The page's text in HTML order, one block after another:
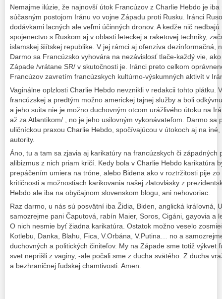
Nemajme ilúzie, že najnovší útok Francúzov z Charlie Hebdo je
súčasným postojom Iránu vo vojne Západu proti Rusku. Iránci
dodávkami lacných ale veľmi účinných dronov. A kedže nič
spojenectvo s Ruskom aj v oblasti leteckej a raketovej techniky,
islamskej šiítskej republike. V jej rámci aj ofenzíva dezinformačná,
Darmo sa Francúzsko vyhovára na nezávislosť tlače-každý vie,
Západe /vrátane SR/ v skutočnosti je. Iránci preto celkom
Francúzov zavretím francúzskych kultúrno-výskumných aktivít v
Vaginálne oplzlosti Charlie Hebdo nevznikli v redakcii tohto plátku.
francúzskej a predtým možno americkej tajnej služby a boli
a jeho suita nie je možno duchovným otcom urážlivého útoku na
až za Atlantikom/ , no je jeho usilovným vykonávateľom. Darmo sa
uličníckou praxou Charlie Hebdo, spočívajúcou v útokoch aj na
autority.
Áno, tu a tam sa zjavia aj karikatúry na francúzskych či západných
alibizmus z nich priam kričí. Kedy bola v Charlie Hebdo karikatúra
prepáčením umiera na tróne, alebo Bidena ako v roztržitosti pije
kritičnosti a možnostiach karikovania našej zlatovlásky z
Hebdo ale iba na obyčajnom slovenskom blogu, ani nehovoriac.
Raz darmo, u nás sú posvätní iba Židia, Biden, anglická kráľovná,
samozrejme pani Čaputová, rabín Maier, Soros, Cigáni, gayovia a
O nich nesmie byť žiadna karikatúra. Ostatok možno veselo
Kotlebu, Danka, Blahu, Fica, V.Orbána, V.Putina… no a
duchovných a politických činiteľov. My na Západe sme totiž výkvet
svet neprišli z vaginy, -ale počali sme z ducha svätého. Z ducha
a bezhraničnej ľudskej chamtivosti. Amen.